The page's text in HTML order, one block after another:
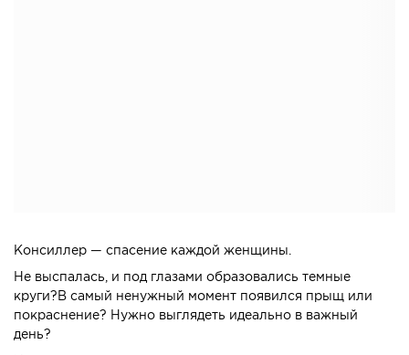
Консиллер — спасение каждой женщины.
Не выспалась, и под глазами образовались темные
круги?В самый ненужный момент появился прыщ или
покраснение? Нужно выглядеть идеально в важный
день?